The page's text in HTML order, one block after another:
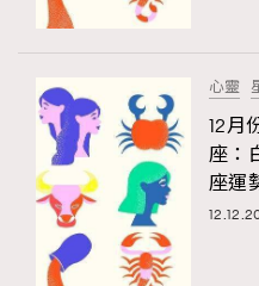
#FigaroIssue 專訪陳
心靈
12月
座：
座運